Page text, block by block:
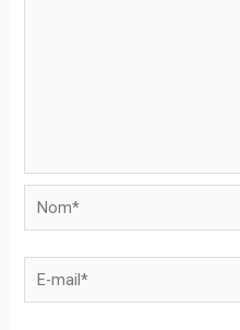
Nom*
E-
mail*